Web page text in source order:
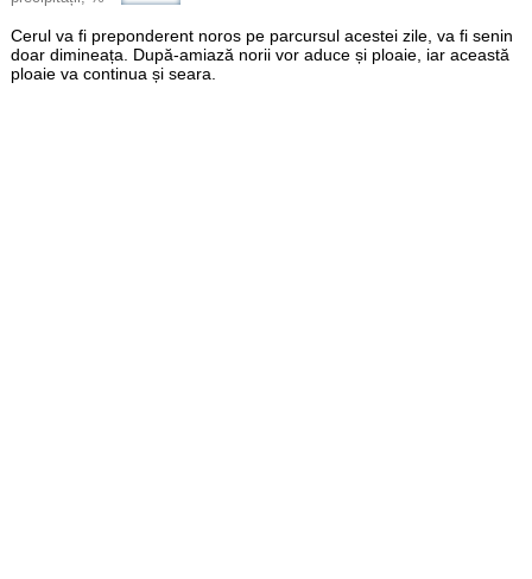
Cerul va fi preponderent noros pe parcursul acestei zile, va fi senin
doar dimineața. După-amiază norii vor aduce și ploaie, iar această
ploaie va continua și seara.